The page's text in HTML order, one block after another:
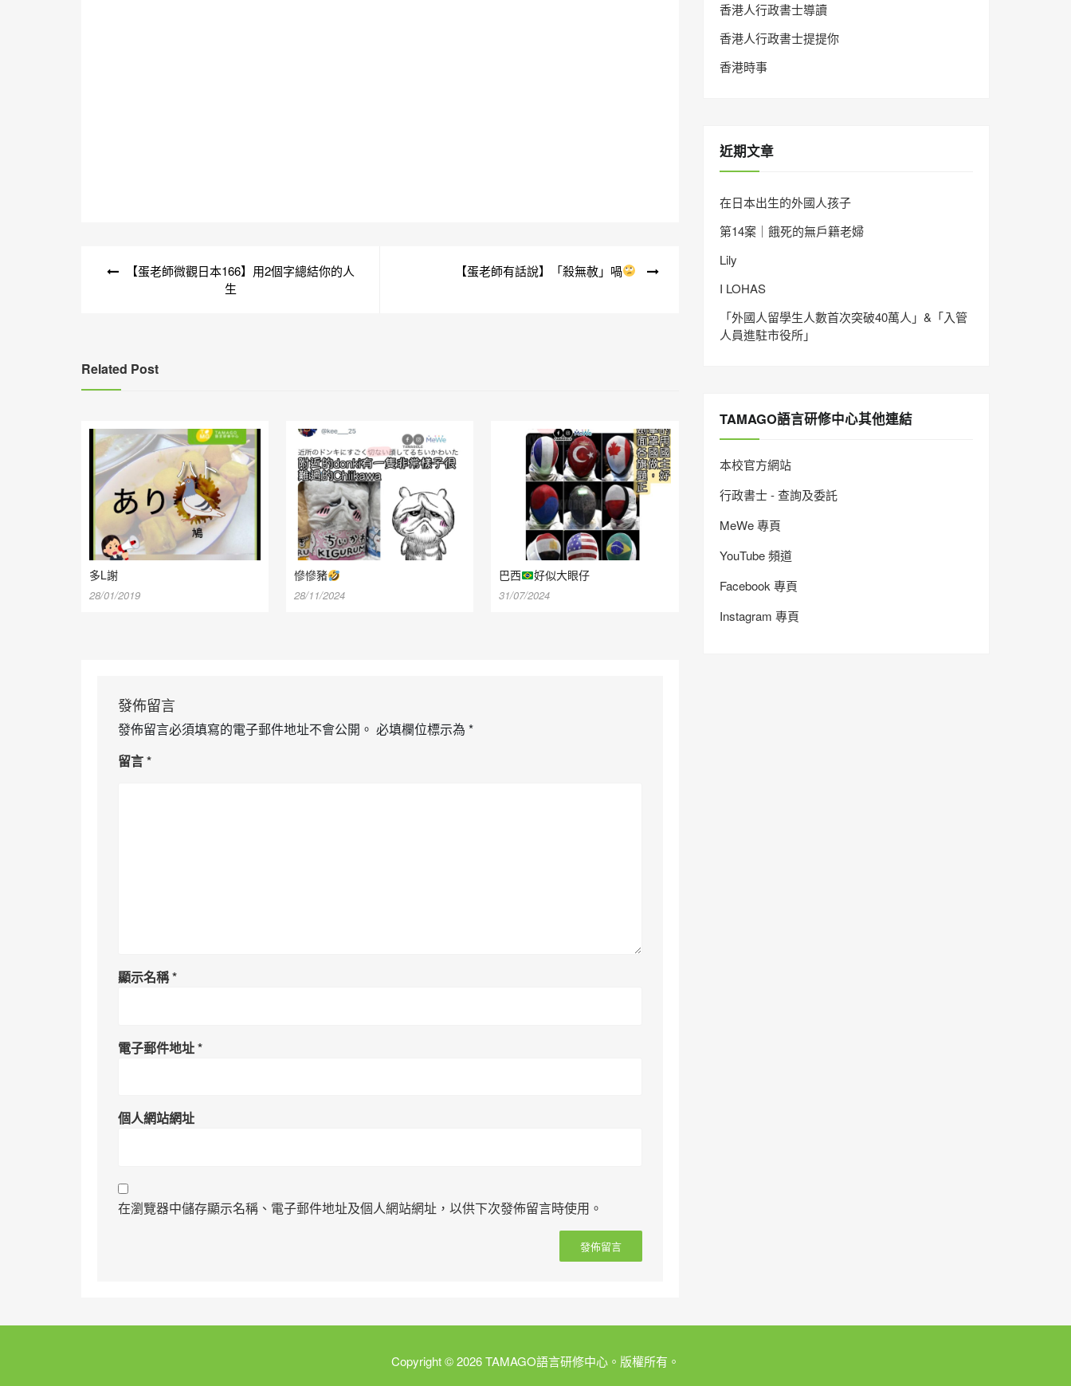
【蛋老師微觀日本166】用2個字總結你的人
生
【蛋老師有話說】「殺無赦」喎
Related Post
多L謝
28/01/2019
慘慘豬
28/11/2024
巴西 好似大眼仔
31/07/2024
發佈留言
發佈留言必須填寫的電子郵件地址不會公開。 必填欄位標示為 *
留言*
顯示名稱*
電子郵件地址*
個人網站網址
在瀏覽器中儲存顯示名稱、電子郵件地址及個人網站網址，以供下次發佈留言時使用。
香港人行政書士導讀
香港人行政書士提提你
香港時事
近期文章
在日本出生的外國人孩子
第14案｜餓死的無戶籍老婦
Lily
I LOHAS
「外國人留學生人數首次突破40萬人」&「入管
人員進駐市役所」
TAMAGO語言研修中心其他連結
本校官方網站
行政書士 - 查詢及委託
MeWe 專頁
YouTube 頻道
Facebook 專頁
Instagram 專頁
Copyright © 2026 TAMAGO語言研修中心。版權所有。